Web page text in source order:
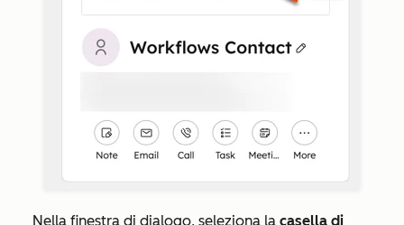
Nella finestra di dialogo, seleziona la casella di